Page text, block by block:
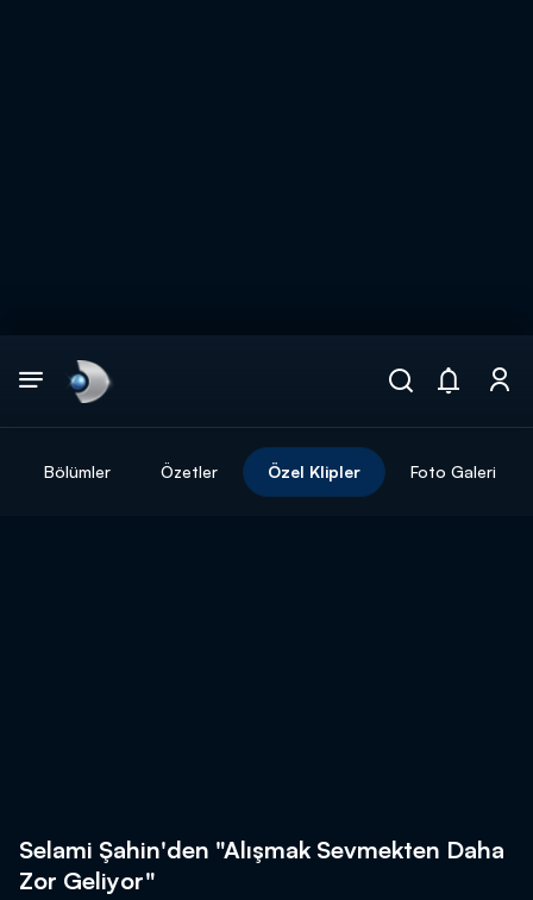
Bölümler Özetler Özel Klipler Foto Galeri
Selami Şahin'den "Alışmak Sevmekten Daha
Zor Geliyor"